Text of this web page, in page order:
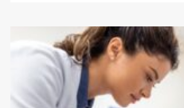
o
Księgowość
online
nowoczesne
rozwiązania